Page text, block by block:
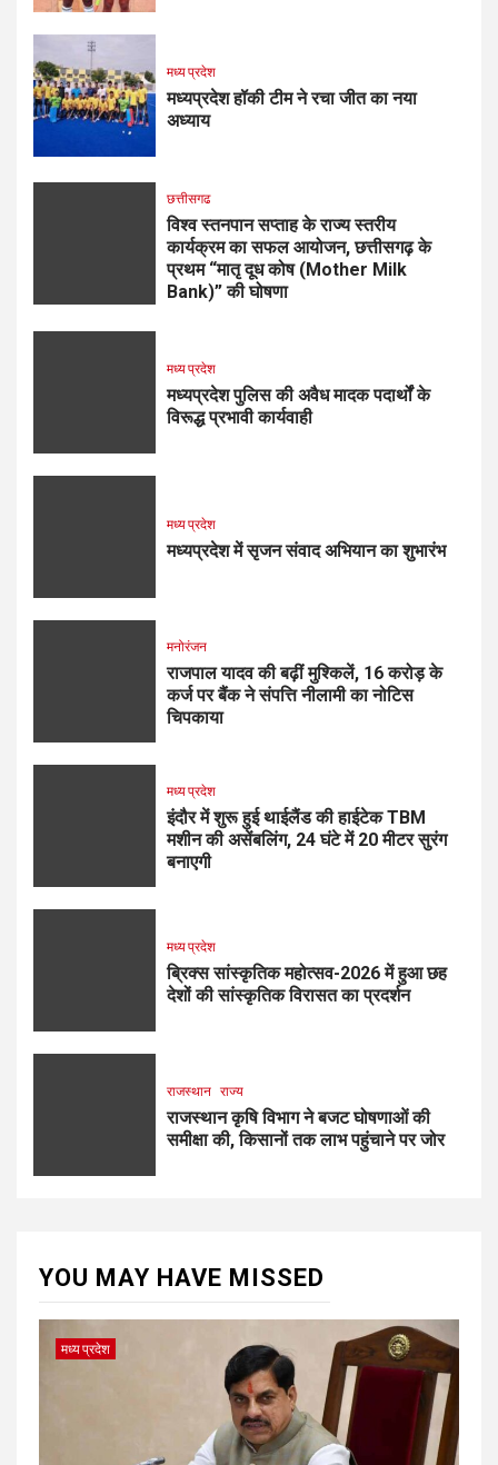
मध्य प्रदेश
मध्यप्रदेश हॉकी टीम ने रचा जीत का नया
अध्याय
छत्तीसगढ
विश्व स्तनपान सप्ताह के राज्य स्तरीय
कार्यक्रम का सफल आयोजन, छत्तीसगढ़ के
प्रथम “मातृ दूध कोष (Mother Milk
Bank)” की घोषणा
मध्य प्रदेश
मध्यप्रदेश पुलिस की अवैध मादक पदार्थों के
विरूद्ध प्रभावी कार्यवाही
मध्य प्रदेश
मध्यप्रदेश में सृजन संवाद अभियान का शुभारंभ
मनोरंजन
राजपाल यादव की बढ़ीं मुश्किलें, ₹16 करोड़ के
कर्ज पर बैंक ने संपत्ति नीलामी का नोटिस
चिपकाया
मध्य प्रदेश
इंदौर में शुरू हुई थाईलैंड की हाईटेक TBM
मशीन की असेंबलिंग, 24 घंटे में 20 मीटर सुरंग
बनाएगी
मध्य प्रदेश
ब्रिक्स सांस्कृतिक महोत्सव-2026 में हुआ छह
देशों की सांस्कृतिक विरासत का प्रदर्शन
राजस्थान राज्य
राजस्थान कृषि विभाग ने बजट घोषणाओं की
समीक्षा की, किसानों तक लाभ पहुंचाने पर जोर
YOU MAY HAVE MISSED
मध्य प्रदेश